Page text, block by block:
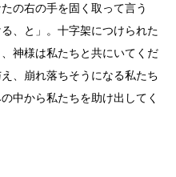
たの右の手を固く取って言う
、と」。十字架につけられた
神様は私たちと共にいてくだ
、崩れ落ちそうになる私たち
中から私たちを助け出してく